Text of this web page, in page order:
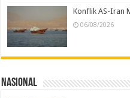
Konflik AS-Iran
06/08/2026
Nasional